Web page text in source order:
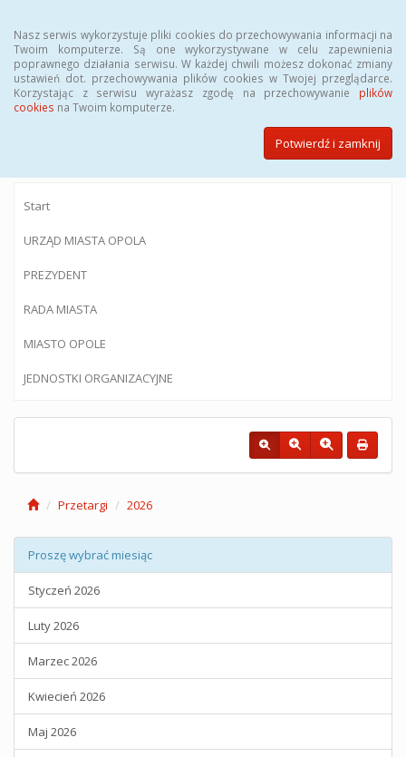
Nasz serwis wykorzystuje pliki cookies do przechowywania informacji na
Twoim komputerze. Są one wykorzystywane w celu zapewnienia
poprawnego działania serwisu. W każdej chwili możesz dokonać zmiany
ustawień dot. przechowywania plików cookies w Twojej przeglądarce.
Korzystając z serwisu wyrażasz zgodę na przechowywanie plików
cookies na Twoim komputerze.
Potwierdź i zamknij
BIULETYN INFORMACJI PUBLICZNEJ
Urzędu Miasta Opola
Start
URZĄD MIASTA OPOLA
PREZYDENT
RADA MIASTA
MIASTO OPOLE
JEDNOSTKI ORGANIZACYJNE
Przetargi 2026
Proszę wybrać miesiąc
Styczeń 2026
Luty 2026
Marzec 2026
Kwiecień 2026
Maj 2026